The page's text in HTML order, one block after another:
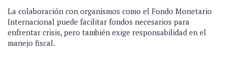
La colaboración con organismos como el Fondo Monetario
Internacional puede facilitar fondos necesarios para
enfrentar crisis, pero también exige responsabilidad en el
manejo fiscal.